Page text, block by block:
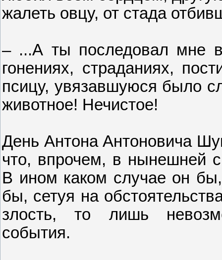
жалеть овцу, от стада
– ...А ты последовал мне
гонениях, страданиях,
псицу, увязавшуюся было
животное! Нечистое!
День Антона Антоновича
что, впрочем, в нынешней
В ином каком случае он
бы, сетуя на
злость, то лишь
события.